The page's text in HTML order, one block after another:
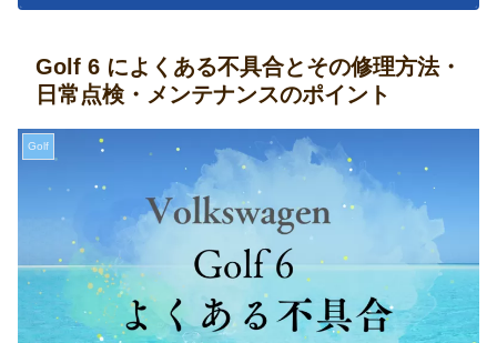
Golf 6 によくある不具合とその修理方法・
日常点検・メンテナンスのポイント
Golf